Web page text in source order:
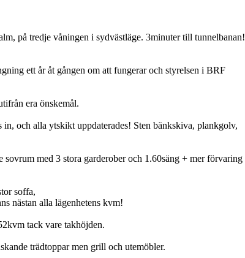
på tredje våningen i sydvästläge. 3minuter till tunnelbanan!
ett år åt gången om att fungerar och styrelsen i BRF
era önskemål.
och alla ytskikt uppdaterades! Sten bänkskiva, plankgolv,
med 3 stora garderober och 1.60säng + mer förvaring
soffa,
nästan alla lägenhetens kvm!
tack vare takhöjden.
trädtoppar men grill och utemöbler.